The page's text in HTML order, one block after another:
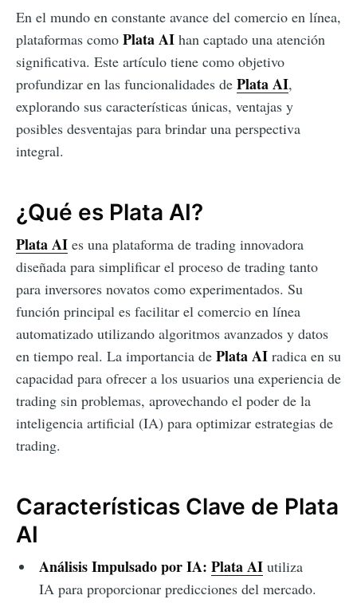
En el mundo en constante avance del comercio en línea,
plataformas como Plata AI han captado una atención
significativa. Este artículo tiene como objetivo
profundizar en las funcionalidades de Plata AI,
explorando sus características únicas, ventajas y
posibles desventajas para brindar una perspectiva
integral.
¿Qué es Plata AI?
Plata AI es una plataforma de trading innovadora
diseñada para simplificar el proceso de trading tanto
para inversores novatos como experimentados. Su
función principal es facilitar el comercio en línea
automatizado utilizando algoritmos avanzados y datos
en tiempo real. La importancia de Plata AI radica en su
capacidad para ofrecer a los usuarios una experiencia de
trading sin problemas, aprovechando el poder de la
inteligencia artificial (IA) para optimizar estrategias de
trading.
Características Clave de Plata
AI
Análisis Impulsado por IA: Plata AIutiliza
IA para proporcionar predicciones del mercado.